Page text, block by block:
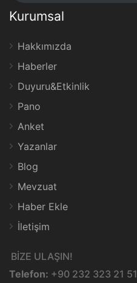
Kurumsal
Hakkımızda
Haberler
Duyuru&Etkinlik
Pano
Anket
Yazanlar
Blog
Mevzuat
Haber Ekle
İletişim
BİZE ULAŞIN!
Telefon: +90 232 323 21 51